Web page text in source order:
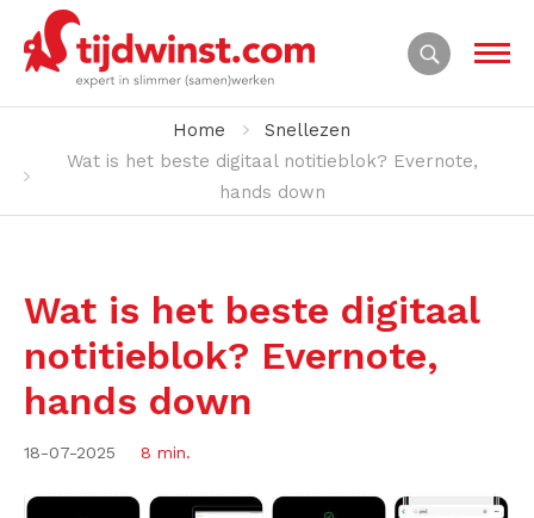
Home
Snellezen
Wat is het beste digitaal notitieblok? Evernote,
hands down
Wat is het beste digitaal
notitieblok? Evernote,
hands down
18-07-2025 8 min.